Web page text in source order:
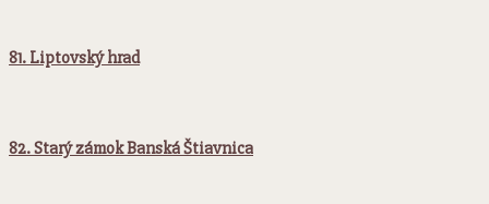
81. Liptovský hrad
82. Starý zámok Banská Štiavnica